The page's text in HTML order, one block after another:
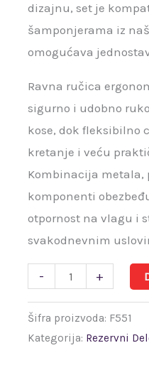
dizajnu, set je
šamponjerama iz
omogućava
Ravna ručica
sigurno i udobno
kose, dok fleksibilno
kretanje i veću
Kombinacija
komponenti
otpornost na vlagu i
svakodnevnim
- +
Šifra proizvoda: F551
Kategorija: Rezervni